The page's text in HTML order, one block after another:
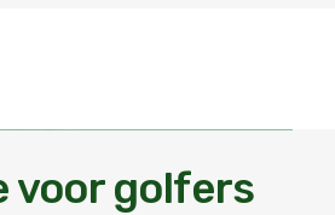
voor golfers